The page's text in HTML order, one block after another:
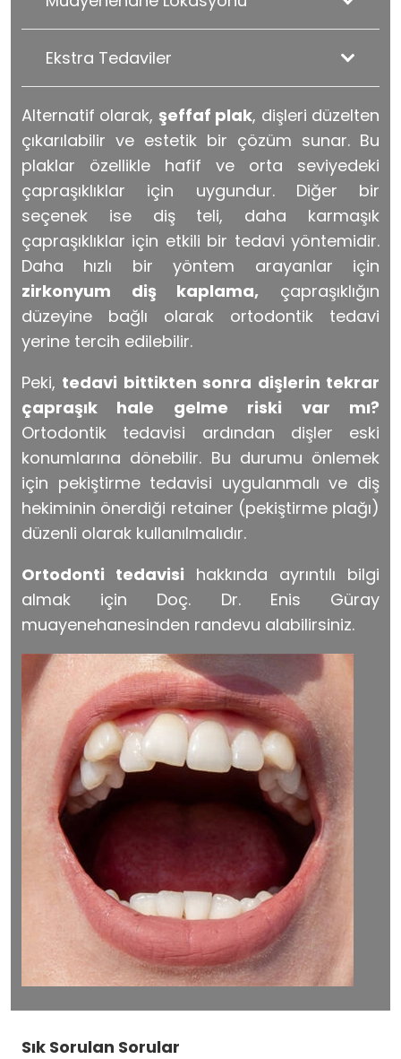
Ekstra Tedaviler
Alternatif olarak, şeffaf plak, dişleri düzelten
çıkarılabilir ve estetik bir çözüm sunar. Bu
plaklar özellikle hafif ve orta seviyedeki
çapraşıklıklar için uygundur. Diğer bir
seçenek ise diş teli, daha karmaşık
çapraşıklıklar için etkili bir tedavi yöntemidir.
Daha hızlı bir yöntem arayanlar için
zirkonyum diş kaplama, çapraşıklığın
düzeyine bağlı olarak ortodontik tedavi
yerine tercih edilebilir.
Peki, tedavi bittikten sonra dişlerin tekrar
çapraşık hale gelme riski var mı?
Ortodontik tedavisi ardından dişler eski
konumlarına dönebilir. Bu durumu önlemek
için pekiştirme tedavisi uygulanmalı ve diş
hekiminin önerdiği retainer (pekiştirme plağı)
düzenli olarak kullanılmalıdır.
Ortodonti tedavisi hakkında ayrıntılı bilgi
almak için Doç. Dr. Enis Güray
muayenehanesinden randevu alabilirsiniz.
Sık Sorulan Sorular